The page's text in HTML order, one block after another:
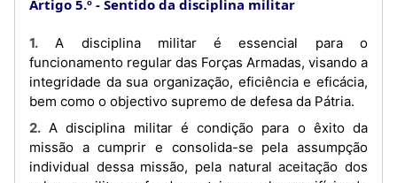
Artigo 5.º Sentido da disciplina militar
1. A disciplina militar é essencial para o
funcionamento regular das Forças Armadas, visando a
integridade da sua organização, eficiência e eficácia,
bem como o objectivo supremo de defesa da Pátria.
2. A disciplina militar é condição para o êxito da
missão a cumprir e consolida-se pela assumpção
individual dessa missão, pela natural aceitação dos